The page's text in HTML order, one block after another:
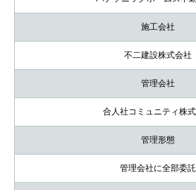
施工会社
不二建設株式会社
管理会社
合人社コミュニティ株
管理形態
管理会社に全部委託